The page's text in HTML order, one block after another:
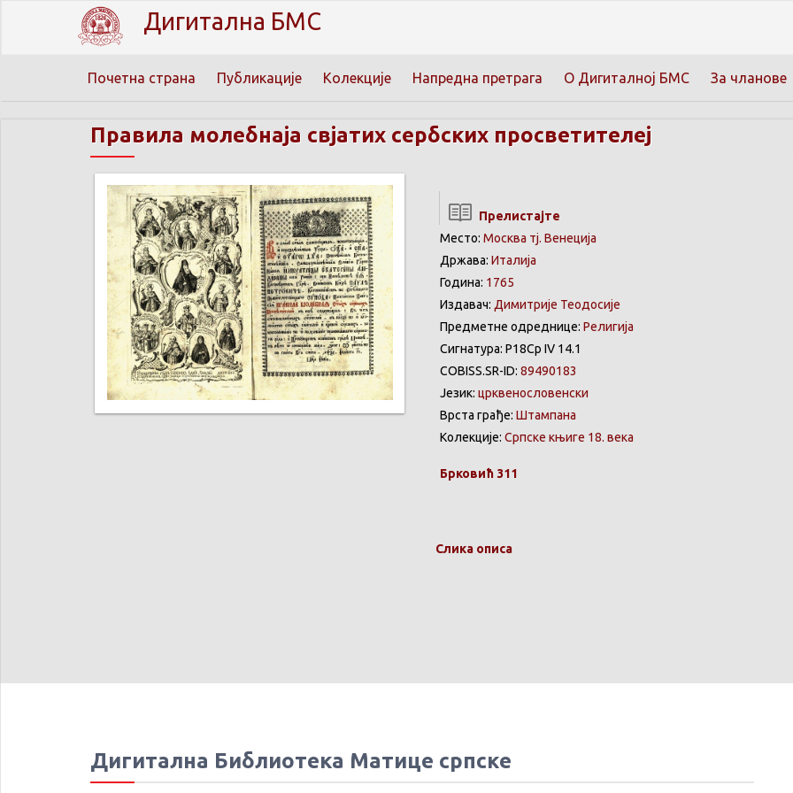
Дигитална БМС
Почетна страна Публикације Колекције Напредна претрага О Дигиталној БМС За чланове
Правила молебнаја свјатих сербских просветителеј
Прелистајте
Место: Москва тј. Венеција
Држава: Италија
Година: 1765
Издавач: Димитрије Теодосије
Предметне одреднице: Религија
Сигнатура: Р18Ср IV 14.1
COBISS.SR-ID: 89490183
Језик: црквенословенски
Врста грађе: Штампана
Колекције: Српске књиге 18. века
Брковић 311
Слика описа
Дигитална Библиотека Матице српске